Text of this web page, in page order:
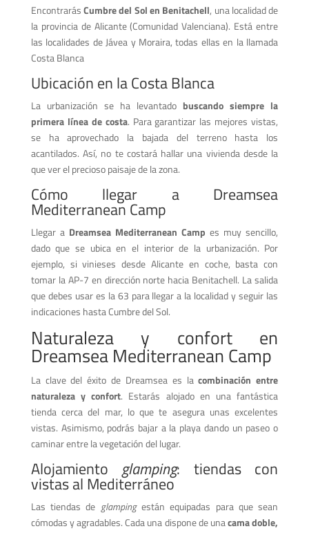
EncontrarásCumbre del Sol en Benitachell, una localidad de
la provincia de Alicante (Comunidad Valenciana). Está entre
las localidades de Jávea y Moraira, todas ellas en la llamada
Costa Blanca
Ubicación en la Costa Blanca
La urbanización se ha levantado buscando siempre la
primera línea de costa. Para garantizar las mejores vistas,
se ha aprovechado la bajada del terreno hasta los
acantilados. Así, no te costará hallar una vivienda desde la
que ver el precioso paisaje de la zona.
Cómo llegar a Dreamsea
Mediterranean Camp
Llegar a Dreamsea Mediterranean Camp es muy sencillo,
dado que se ubica en el interior de la urbanización. Por
ejemplo, si vinieses desde Alicante en coche, basta con
tomar la AP-7 en dirección norte hacia Benitachell. La salida
que debes usar es la 63 para llegar a la localidad y seguir las
indicaciones hasta Cumbre del Sol.
Naturaleza y confort en
Dreamsea Mediterranean Camp
La clave del éxito de Dreamsea es lacombinación entre
naturaleza y confort. Estarás alojado en una fantástica
tienda cerca del mar, lo que te asegura unas excelentes
vistas. Asimismo, podrás bajar a la playa dando un paseo o
caminar entre la vegetación del lugar.
Alojamientoglamping: tiendas con
vistas al Mediterráneo
Las tiendas de glampingestán equipadas para que sean
cómodas y agradables. Cada una dispone de unacama doble,